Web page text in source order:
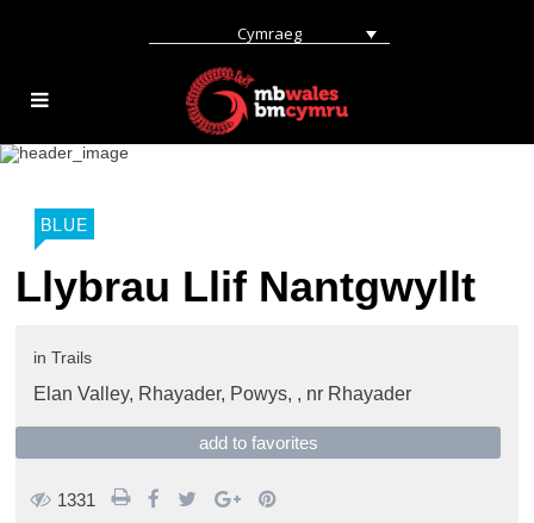
Cymraeg
BLUE
Llybrau Llif Nantgwyllt
in Trails
Elan Valley, Rhayader, Powys, , nr Rhayader
add to favorites
1331